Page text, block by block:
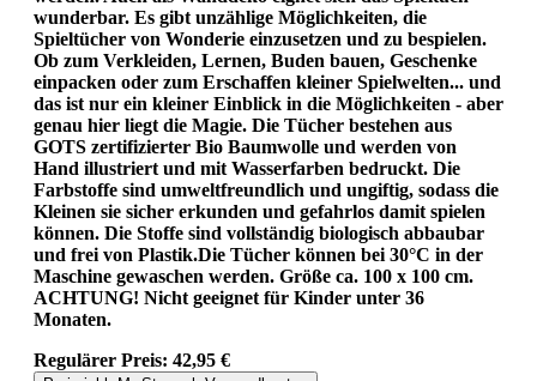
wunderbar. Es gibt unzählige Möglichkeiten, die
Spieltücher von Wonderie einzusetzen und zu bespielen.
Ob zum Verkleiden, Lernen, Buden bauen, Geschenke
einpacken oder zum Erschaffen kleiner Spielwelten... und
das ist nur ein kleiner Einblick in die Möglichkeiten - aber
genau hier liegt die Magie. Die Tücher bestehen aus
GOTS zertifizierter Bio Baumwolle und werden von
Hand illustriert und mit Wasserfarben bedruckt. Die
Farbstoffe sind umweltfreundlich und ungiftig, sodass die
Kleinen sie sicher erkunden und gefahrlos damit spielen
können. Die Stoffe sind vollständig biologisch abbaubar
und frei von Plastik.Die Tücher können bei 30°C in der
Maschine gewaschen werden. Größe ca. 100 x 100 cm.
ACHTUNG! Nicht geeignet für Kinder unter 36
Monaten.
Regulärer Preis: 42,95 €